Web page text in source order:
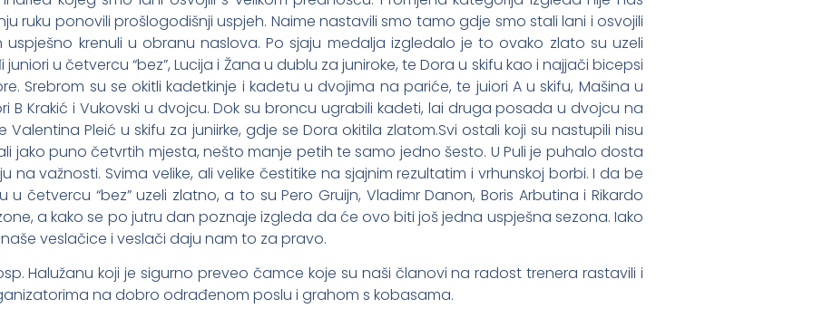
ruku ponovili prošlogodišnji uspjeh. Naime nastavili smo tamo gdje smo stali lani i osvojili
krenuli u obranu naslova. Po sjaju medalja izgledalo je to ovako zlato su uzeli
u četvercu “bez”, Lucija i Žana u dublu za juniroke, te Dora u skifu kao i najjači bicepsi
Srebrom su se okitli kadetkinje i kadetu u dvojima na pariće, te juiori A u skifu, Mašina u
B Krakić i Vukovski u dvojcu. Dok su broncu ugrabili kadeti, lai druga posada u dvojcu na
Valentina Pleić u skifu za juniirke, gdje se Dora okitila zlatom.Svi ostali koji su nastupili nisu
jako puno četvrtih mjesta, nešto manje petih te samo jedno šesto. U Puli je puhalo dosta
važnosti. Svima velike, ali velike čestitike na sjajnim rezultatim i vrhunskoj borbi. I da be
četvercu “bez” uzeli zlatno, a to su Pero Gruijn, Vladimr Danon, Boris Arbutina i Rikardo
a kako se po jutru dan poznaje izgleda da će ovo biti još jedna uspješna sezona. Iako
veslačice i veslači daju nam to za pravo.
Halužanu koji je sigurno preveo čamce koje su naši članovi na radost trenera rastavili i
na dobro odrađenom poslu i grahom s kobasama.